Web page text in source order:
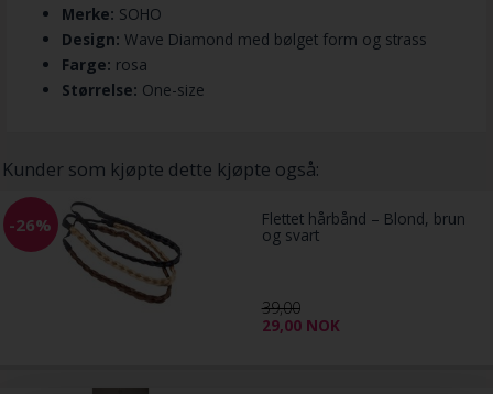
Merke: SOHO
Design: Wave Diamond med bølget form og strass
Farge: rosa
Størrelse: One-size
Kunder som kjøpte dette kjøpte også:
-26% Flettet hårbånd – Blond, brun
og svart
39,00
29,00 NOK